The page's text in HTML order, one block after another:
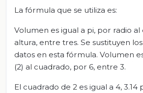
La fórmula que se utiliza es:
Volumen es igual a pi, por radio
altura, entre tres. Se sustituyen
datos en esta fórmula. Volumen
(2) al cuadrado, por 6, entre 3.
El cuadrado de 2 es igual a 4, 3.14